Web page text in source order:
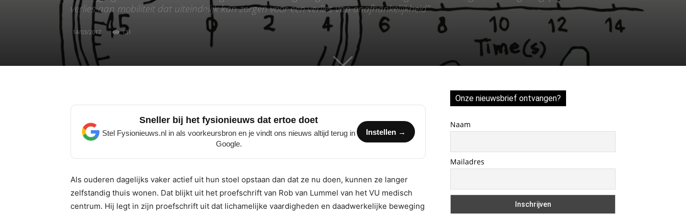
verlies aan mobiliteit dat uiteindelijk kan zorgen voor een verlies van onafhankelijkheid"
14/03/2017 131
Sneller bij het fysionieuws dat ertoe doet
Stel Fysionieuws.nl in als voorkeursbron en je vindt ons nieuws altijd terug in
Google.
Instellen →
Als ouderen dagelijks vaker actief uit hun stoel opstaan dan dat ze nu doen, kunnen ze langer
zelfstandig thuis wonen. Dat blijkt uit het proefschrift van Rob van Lummel van het VU medisch
centrum. Hij legt in zijn proefschrift uit dat lichamelijke vaardigheden en daadwerkelijke beweging
Onze nieuwsbrief ontvangen?
Naam
Mailadres